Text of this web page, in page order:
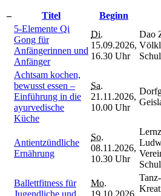
– Titel Beginn
5-Elemente Qi
Gong für
Anfängerinnen und
Anfänger
Di.
15.09.2026,
16.30 Uhr
Dao
Achtsam kochen,
bewusst essen –
Einführung in die
ayurvedische
Küche
Sa.
21.11.2026,
10.00 Uhr
Antientzündliche
Ernährung
So.
08.11.2026,
10.30 Uhr
Ballettfitness für
Jugendliche und
Mo.
19.10.2026,